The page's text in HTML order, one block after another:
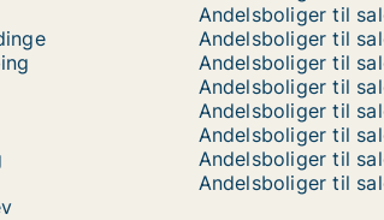
Andelsboliger til
Andelsboliger til
Andelsboliger til
Andelsboliger til
Andelsboliger til
Andelsboliger til
Andelsboliger til
Andelsboliger til